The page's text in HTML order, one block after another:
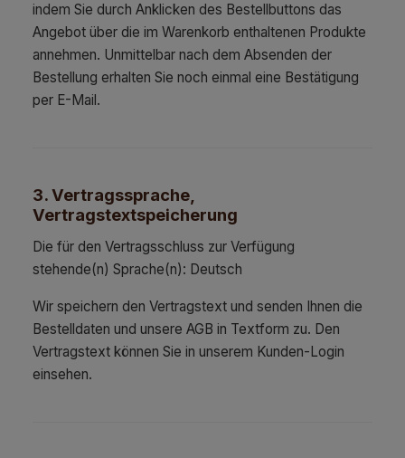
indem Sie durch Anklicken des Bestellbuttons das
Angebot über die im Warenkorb enthaltenen Produkte
annehmen. Unmittelbar nach dem Absenden der
Bestellung erhalten Sie noch einmal eine Bestätigung
per E-Mail.
3. Vertragssprache,
Vertragstextspeicherung
Die für den Vertragsschluss zur Verfügung
stehende(n) Sprache(n): Deutsch
Wir speichern den Vertragstext und senden Ihnen die
Bestelldaten und unsere AGB in Textform zu. Den
Vertragstext können Sie in unserem Kunden-Login
einsehen.